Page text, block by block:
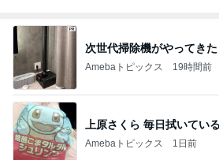
次世代掃除機がやってきた
Amebaトピックス 19時間前
上原さくら 毎日拭いてい
Amebaトピックス 1日前